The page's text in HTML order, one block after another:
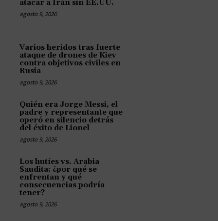
atacar a Irán sin EE.UU.
agosto 9, 2026
Varios heridos tras fuerte
ataque de drones de Kiev
contra objetivos civiles en
Rusia
agosto 9, 2026
Quién era Jorge Messi, el
padre y representante que
operó en silencio detrás
del éxito de Lionel
agosto 9, 2026
Los hutíes vs. Arabia
Saudita: ¿por qué se
enfrentan y qué
consecuencias podría
tener?
agosto 9, 2026